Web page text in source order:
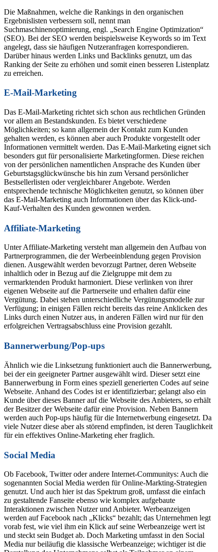
Die Maßnahmen, welche die Rankings in den organischen
Ergebnislisten verbessern soll, nennt man
Suchmaschinenoptimierung, engl. „Search Engine Optimization“
(SEO). Bei der SEO werden beispielsweise Keywords so im Text
angelegt, dass sie häufigen Nutzeranfragen korrespondieren.
Darüber hinaus werden Links und Backlinks genutzt, um das
Ranking der Seite zu erhöhen und somit einen besseren Listenplatz
zu erreichen.
E-Mail-Marketing
Das E-Mail-Marketing richtet sich schon aus rechtlichen Gründen
vor allem an Bestandskunden. Es bietet verschiedene
Möglichkeiten; so kann allgemein der Kontakt zum Kunden
gehalten werden, es können aber auch Produkte vorgestellt oder
Informationen vermittelt werden. Das E-Mail-Marketing eignet sich
besonders gut für personalisierte Marketingformen. Diese reichen
von der persönlichen namentlichen Ansprache des Kunden über
Geburtstagsglückwünsche bis hin zum Versand persönlicher
Bestsellerlisten oder vergleichbarer Angebote. Werden
entsprechende technische Möglichkeiten genutzt, so können über
das E-Mail-Marketing auch Informationen über das Klick-und-
Kauf-Verhalten des Kunden gewonnen werden.
Affiliate-Marketing
Unter Affiliate-Marketing versteht man allgemein den Aufbau von
Partnerprogrammen, die der Werbeeinblendung gegen Provision
dienen. Ausgewählt werden bevorzugt Partner, deren Webseite
inhaltlich oder in Bezug auf die Zielgruppe mit dem zu
vermarktenden Produkt harmoniert. Diese verlinken von ihrer
eigenen Webseite auf die Partnerseite und erhalten dafür eine
Vergütung. Dabei stehen unterschiedliche Vergütungsmodelle zur
Verfügung; in einigen Fällen reicht bereits das reine Anklicken des
Links durch einen Nutzer aus, in anderen Fällen wird nur für den
erfolgreichen Vertragsabschluss eine Provision gezahlt.
Bannerwerbung/Pop-ups
Ähnlich wie die Linksetzung funktioniert auch die Bannerwerbung,
bei der ein geeigneter Partner ausgewählt wird. Dieser setzt eine
Bannerwerbung in Form eines speziell generierten Codes auf seine
Webseite. Anhand des Codes ist er identifizierbar; gelangt also ein
Kunde über dieses Banner auf die Webseite des Anbieters, so erhält
der Besitzer der Webseite dafür eine Provision. Neben Bannern
werden auch Pop-ups häufig für die Internetwerbung eingesetzt. Da
viele Nutzer diese aber als störend empfinden, ist deren Tauglichkeit
für ein effektives Online-Marketing eher fraglich.
Social Media
Ob Facebook, Twitter oder andere Internet-Communitys: Auch die
sogenannten Social Media werden für Online-Markting-Strategien
genutzt. Und auch hier ist das Spektrum groß, umfasst die einfach
zu gestaltende Fanseite ebenso wie komplex aufgebaute
Interaktionen zwischen Nutzer und Anbieter. Werbeanzeigen
werden auf Facebook nach „Klicks“ bezahlt; das Unternehmen legt
vorab fest, wie viel ihm ein Klick auf seine Werbeanzeige wert ist
und steckt sein Budget ab. Doch Marketing umfasst in den Social
Media nur beiläufig die klassische Werbeanzeige; wichtiger ist die